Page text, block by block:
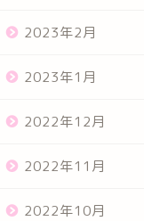
2023年2月
2023年1月
2022年12月
2022年11月
2022年10月